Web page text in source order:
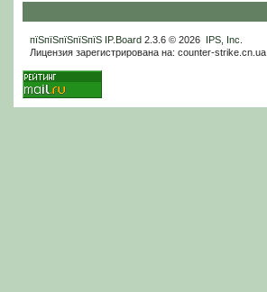
пїЅпїЅпїЅпїЅпїЅ IP.Board2.3.6 © 2026 IPS, Inc
Лицензия зарегистрирована на: counter-strike.cn.ua